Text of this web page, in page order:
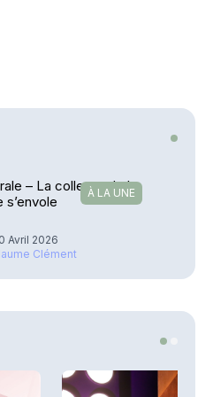
À LA UNE
– La collecte de la
s’envole
Avril 2026
Clément